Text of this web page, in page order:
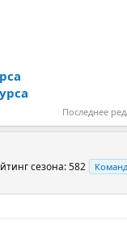
Последнее
сезона: 582